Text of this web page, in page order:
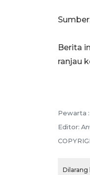
Berita
ranjau
Pewarta :
Editor:
Dilarang